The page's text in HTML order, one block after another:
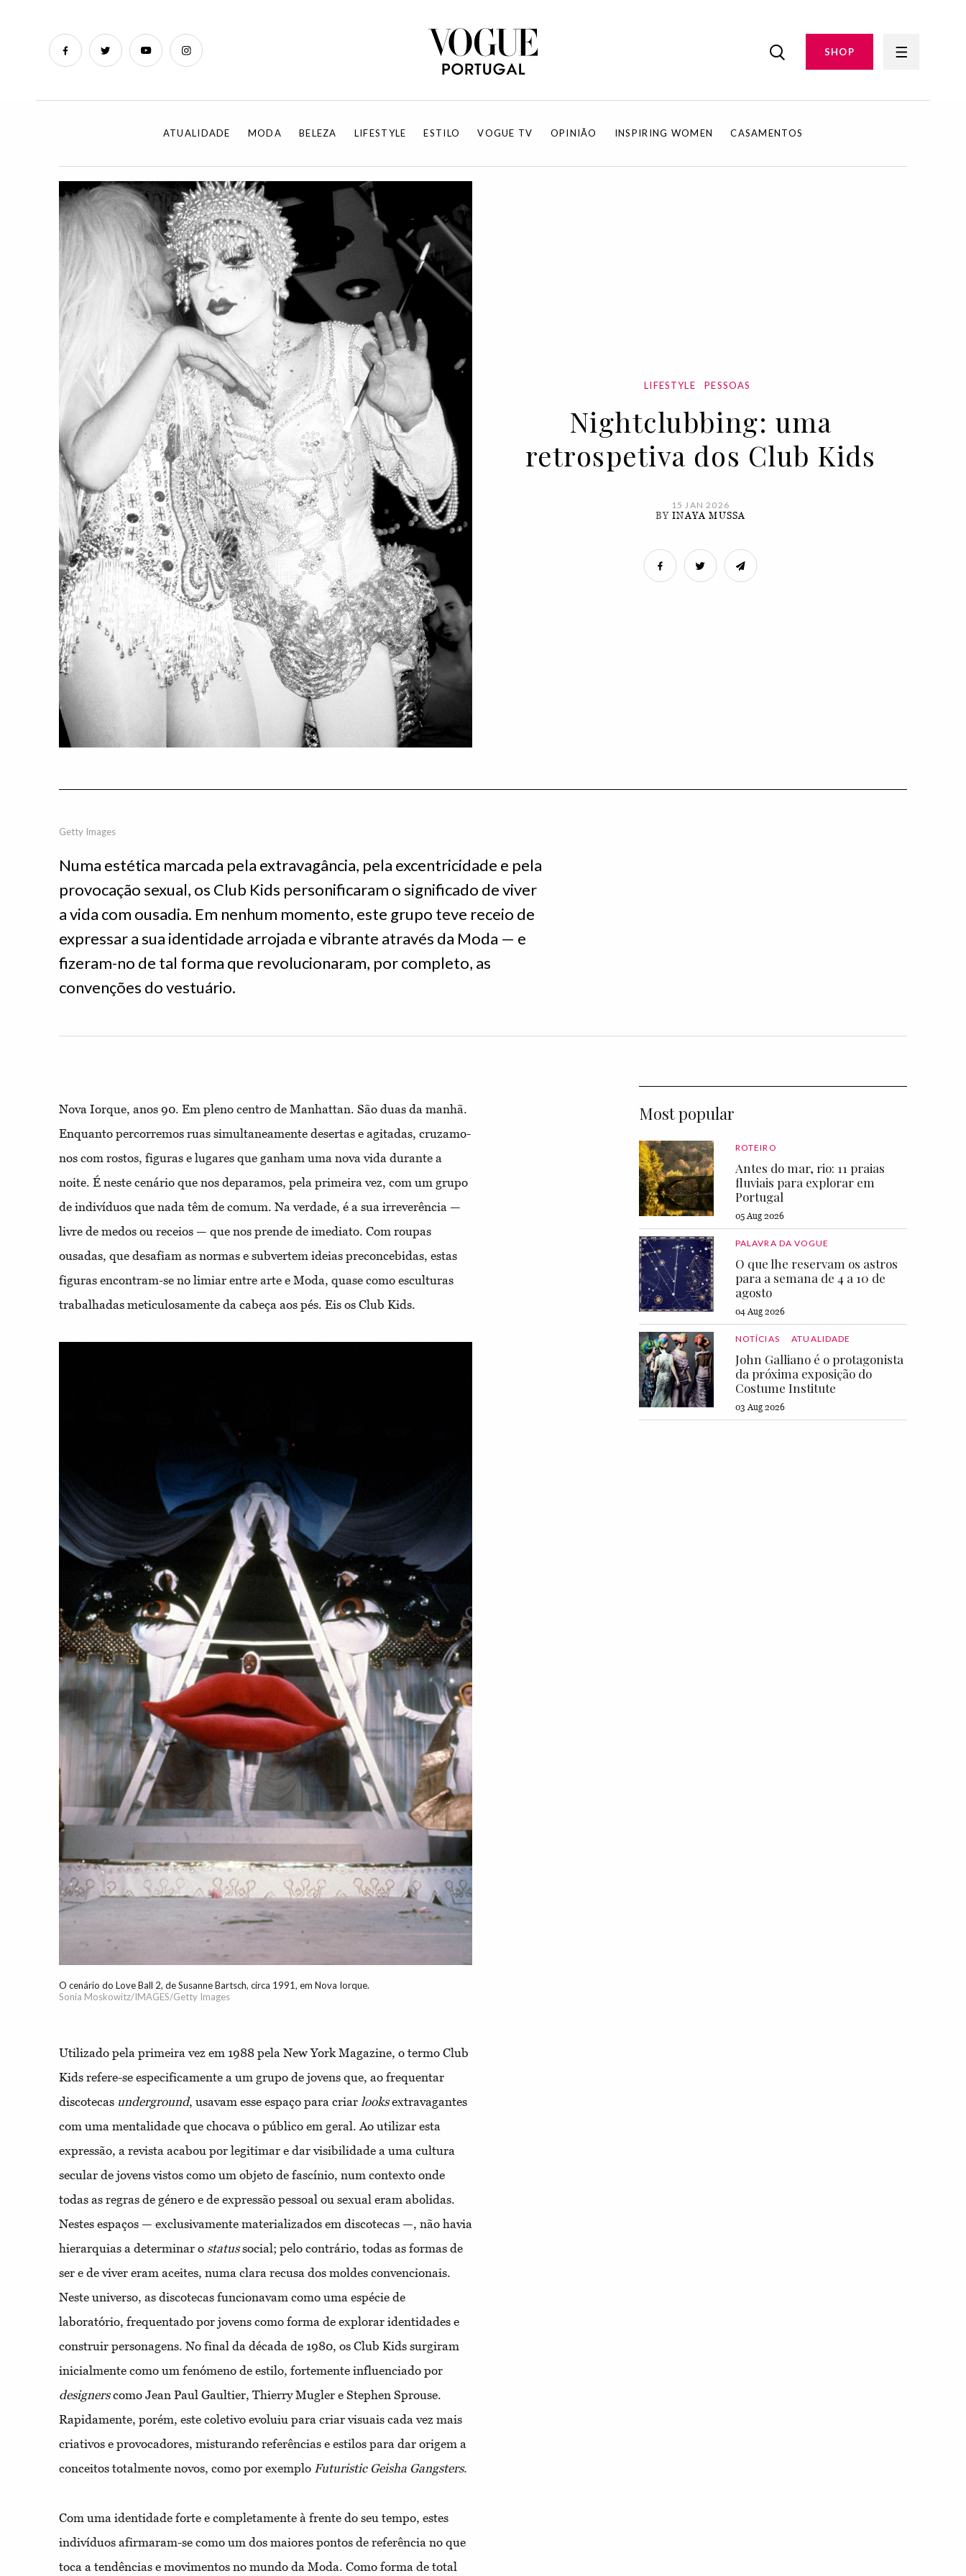
SHOP
ATUALIDADE MODA BELEZA LIFESTYLE ESTILO VOGUE TV OPINIÃO INSPIRING WOMEN CASAMENTOS
LIFESTYLE PESSOAS
Nightclubbing: uma
retrospetiva dos Club Kids
15 JAN 2026
BYINAYA MUSSA
Getty Images
Numa estética marcada pela extravagância, pela excentricidade e pela
provocação sexual, os Club Kids personificaram o significado de viver
a vida com ousadia. Em nenhum momento, este grupo teve receio de
expressar a sua identidade arrojada e vibrante através da Moda — e
fizeram-no de tal forma que revolucionaram, por completo, as
convenções do vestuário.
Nova Iorque, anos 90. Em pleno centro de Manhattan. São duas da manhã.
Enquanto percorremos ruas simultaneamente desertas e agitadas, cruzamo-
nos com rostos, figuras e lugares que ganham uma nova vida durante a
noite. É neste cenário que nos deparamos, pela primeira vez, com um grupo
de indivíduos que nada têm de comum. Na verdade, é a sua irreverência —
livre de medos ou receios — que nos prende de imediato. Com roupas
ousadas, que desafiam as normas e subvertem ideias preconcebidas, estas
figuras encontram-se no limiar entre arte e Moda, quase como esculturas
trabalhadas meticulosamente da cabeça aos pés. Eis os Club Kids.
O cenário do Love Ball 2, de Susanne Bartsch, circa 1991, em Nova Iorque.
Sonia Moskowitz/IMAGES/Getty Images
Utilizado pela primeira vez em 1988 pela New York Magazine, o termo Club
Kids refere-se especificamente a um grupo de jovens que, ao frequentar
discotecas underground, usavam esse espaço para criar looksextravagantes
com uma mentalidade que chocava o público em geral. Ao utilizar esta
expressão, a revista acabou por legitimar e dar visibilidade a uma cultura
secular de jovens vistos como um objeto de fascínio, num contexto onde
todas as regras de género e de expressão pessoal ou sexual eram abolidas.
Nestes espaços — exclusivamente materializados em discotecas —, não havia
hierarquias a determinar o statussocial; pelo contrário, todas as formas de
ser e de viver eram aceites, numa clara recusa dos moldes convencionais.
Neste universo, as discotecas funcionavam como uma espécie de
laboratório, frequentado por jovens como forma de explorar identidades e
construir personagens. No final da década de 1980, os Club Kids surgiram
inicialmente como um fenómeno de estilo, fortemente influenciado por
designerscomo Jean Paul Gaultier, Thierry Mugler e Stephen Sprouse.
Rapidamente, porém, este coletivo evoluiu para criar visuais cada vez mais
criativos e provocadores, misturando referências e estilos para dar origem a
conceitos totalmente novos, como por exemplo Futuristic Geisha Gangsters.
Com uma identidade forte e completamente à frente do seu tempo, estes
indivíduos afirmaram-se como um dos maiores pontos de referência no que
toca a tendências e movimentos no mundo da Moda. Como forma de total
Most popular
ROTEIRO
Antes do mar, rio: 11 praias
fluviais para explorar em
Portugal
05 Aug 2026
PALAVRA DA VOGUE
O que lhe reservam os astros
para a semana de 4 a 10 de
agosto
04 Aug 2026
NOTÍCIAS ATUALIDADE
John Galliano é o protagonista
da próxima exposição do
Costume Institute
03 Aug 2026